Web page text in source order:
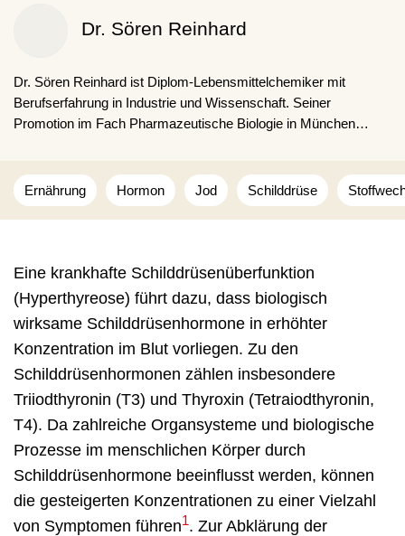
Dr. Sören Reinhard
Dr. Sören Reinhard ist Diplom-Lebensmittel­chemiker mit
Berufserfahrung in Industrie und Wissenschaft. Seiner
Promotion im Fach Pharmazeutische Biologie in München
Autor und behandelt Themen der Gesundheit, Ernährung und
Medizin.
Ernährung Hormon Jod Schilddrüse
Eine krankhafte Schilddrüsenüberfunktion
(Hyperthyreose) führt dazu, dass biologisch
wirksame Schilddrüsenhormone in erhöhter
Konzentration im Blut vorliegen. Zu den
Schilddrüsenhormonen zählen insbesondere
Triiodthyronin (T3) und Thyroxin (Tetraiodthyronin,
T4). Da zahlreiche Organsysteme und biologische
Prozesse im menschlichen Körper durch
Schilddrüsenhormone beeinflusst werden, können
die gesteigerten Konzentrationen zu einer Vielzahl
von Symptomen führen1. Zur Abklärung der